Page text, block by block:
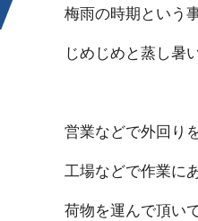
梅雨の時期という
じめじめと蒸し暑
営業などで外回り
工場などで作業に
荷物を運んで頂い